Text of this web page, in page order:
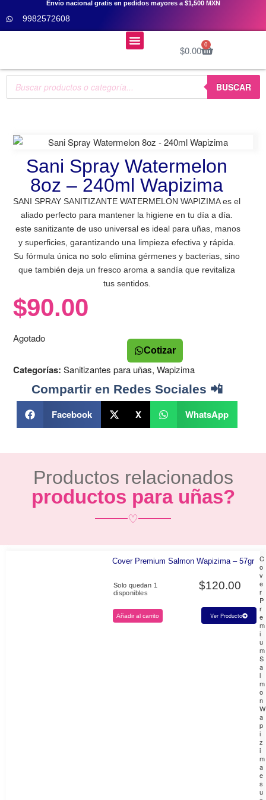
Envío nacional gratis en pedidos mayores a $1,500 MXN
9982572608
Menú
$0.00 0
BUSCAR
Sani Spray Watermelon
8oz – 240ml Wapizima
SANI SPRAY SANITIZANTE WATERMELON WAPIZIMA es el
aliado perfecto para mantener la higiene en tu día a día.
este sanitizante de uso universal es ideal para uñas, manos
y superficies, garantizando una limpieza efectiva y rápida.
Su fórmula única no solo elimina gérmenes y bacterias, sino
que también deja un fresco aroma a sandía que revitaliza
tus sentidos.
$90.00
Agotado
Cotizar
Categorías: Sanitizantes para uñas,Wapizima
Compartir en Redes Sociales 📲
Facebook X WhatsApp
Productos relacionados
productos para uñas?
♡
Cover Premium Salmon Wapizima – 57gr
Solo quedan 1
disponibles
$120.00
Añadir al carrito Ver Producto
C
o
v
e
r
P
r
e
m
i
u
m
S
a
l
m
o
n
W
a
p
i
z
i
m
a
e
s
u